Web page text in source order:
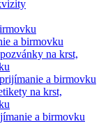
a birmovku
na krst,
a birmovku
na krst,
a birmovku